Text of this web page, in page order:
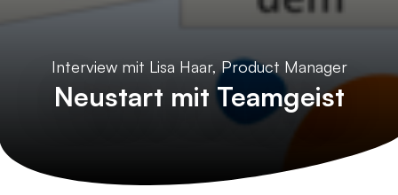
Interview mit Lisa Haar, Product Manager
Neustart mit Teamgeist